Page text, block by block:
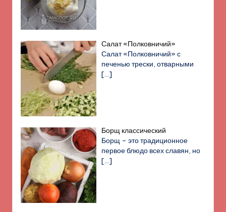
Салат «Полковничий»
Салат «Полковничий» с
печенью трески, отварными
[…]
Борщ классический
Борщ – это традиционное
первое блюдо всех славян, но
[…]